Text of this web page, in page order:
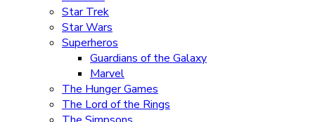
Star Trek
Star Wars
Superheros
Guardians of the Galaxy
Marvel
The Hunger Games
The Lord of the Rings